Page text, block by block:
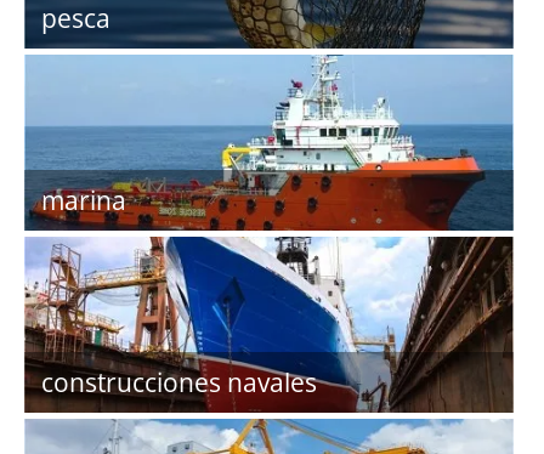
pesca
marina
construcciones navales